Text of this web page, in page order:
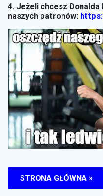
4. Jeżeli chcesz Donalda
naszych patronów:
STRONA GŁÓWNA »